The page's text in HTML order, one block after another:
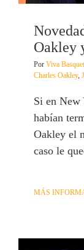
Oakley
Por Viva Basquet
Charles Oakley,
Si en New
habían
Oakley el
caso le
MÁS